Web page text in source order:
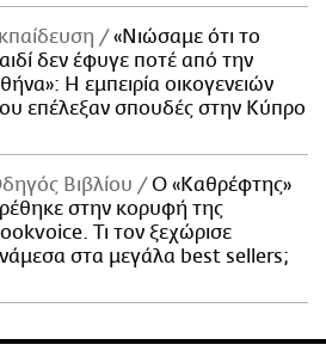
«Νιώσαμε ότι το
δεν έφυγε ποτέ από την
Η εμπειρία οικογενειών
επέλεξαν σπουδές στην Κύπρο
Βιβλίου
Ο «Καθρέφτης»
στην κορυφή της
Τι τον ξεχώρισε
στα μεγάλα best sellers;